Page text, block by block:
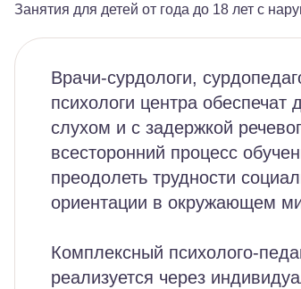
Занятия для детей от года до 18 лет с
Врачи-сурдологи,
психологи центра
слухом и с задержкой
всесторонний процесс
преодолеть трудности
ориентации в окружающем
Комплексный психолого-
реализуется через